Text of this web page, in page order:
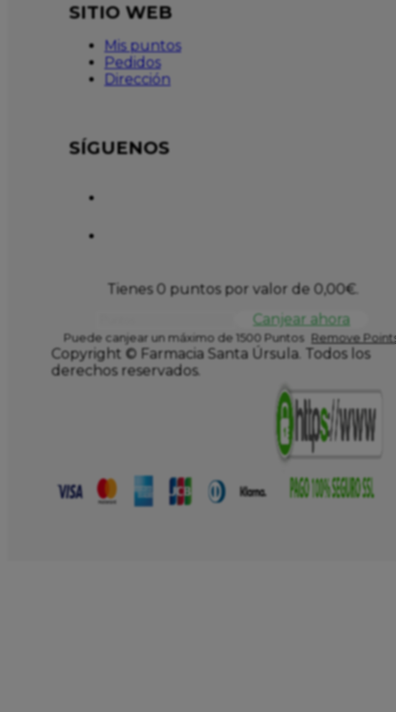
SITIO WEB
Mis puntos
Pedidos
Dirección
SÍGUENOS
Tienes 0 puntos por valor de 0,00€.
Canjear ahora
Puede canjear un máximo de 1500 Puntos Remove
Copyright © Farmacia Santa Úrsula. Todos los
derechos reservados.